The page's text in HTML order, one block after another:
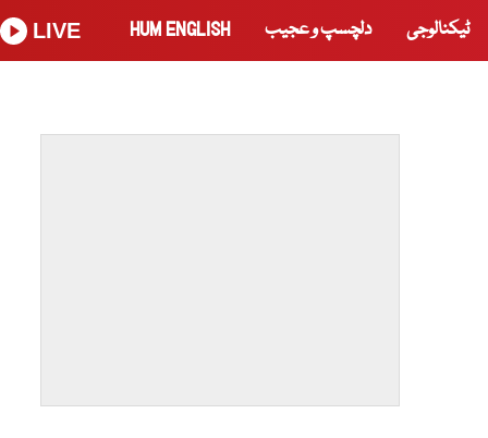
ٹیکنالوجی دلچسپ و عجیب HUM ENGLISH
LIVE